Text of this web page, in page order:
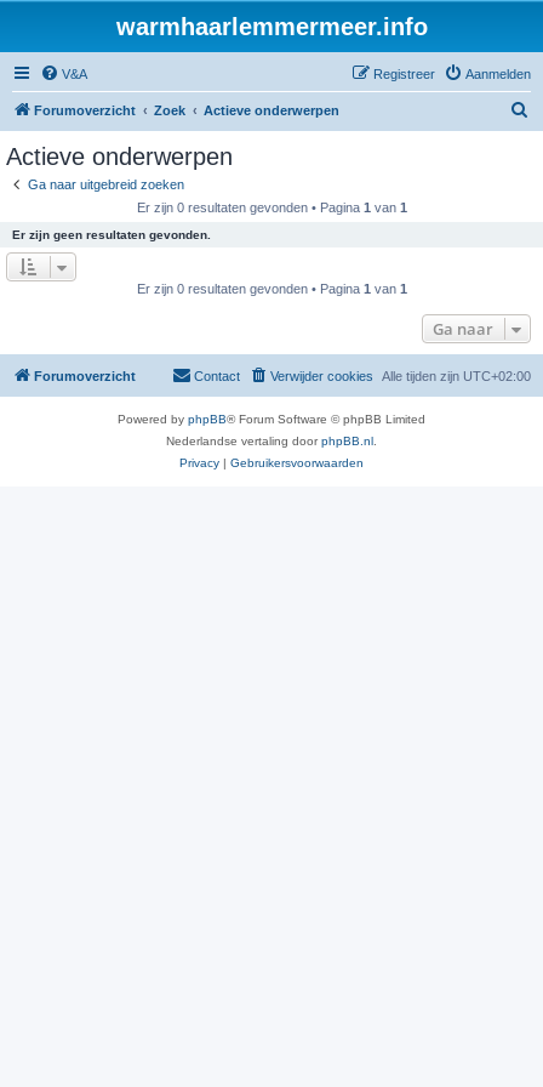
warmhaarlemmermeer.info
V&A Aanmelden
Registreer
Forumoverzicht Zoek Actieve onderwerpen
Actieve onderwerpen
Ga naar uitgebreid zoeken
Er zijn 0 resultaten gevonden • Pagina 1 van 1
Er zijn geen resultaten gevonden.
Er zijn 0 resultaten gevonden • Pagina 1 van 1
Ga naar
Forumoverzicht Alle tijden zijn UTC+02:00
Verwijder cookies
Contact
Powered by phpBB® Forum Software © phpBB Limited
Nederlandse vertaling doorphpBB.nl
Privacy | Gebruikersvoorwaarden